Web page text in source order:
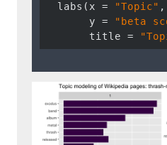
  labs(x =
"Topic" ,
       y =
"beta
       title =